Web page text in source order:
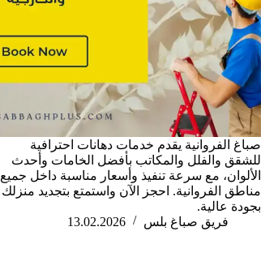
صباغ الفروانية يقدم خدمات دهانات احترافية
للشقق والفلل والمكاتب بأفضل الخامات وأحدث
الألوان، مع سرعة تنفيذ وأسعار مناسبة داخل جميع
مناطق الفروانية. احجز الآن واستمتع بتجديد منزلك
بجودة عالية.
فريق صباغ بلس
13.02.2026